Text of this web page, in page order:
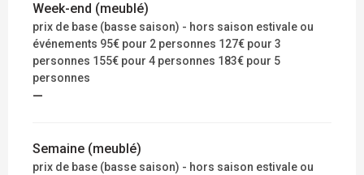
Week-end (meublé)
prix de base (basse saison) - hors saison estivale ou
événements 95€ pour 2 personnes 127€ pour 3
personnes 155€ pour 4 personnes 183€ pour 5
personnes
—
Semaine (meublé)
prix de base (basse saison) - hors saison estivale ou